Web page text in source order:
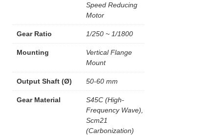
Speed Reducing
Motor
Gear Ratio 1/250 ~ 1/1800
Mounting
Vertical Flange
Mount
Output Shaft (Ø) 50-60 mm
Gear Material
S45C (High-
Frequency Wave),
Scm21
(Carbonization)